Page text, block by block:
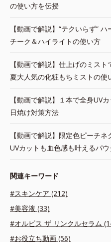
の使い方を伝授
【動画で解説】“テクいらず”
チーク＆ハイライトの使い方
【動画で解説】仕上げのミス
夏大人気の化粧もちミストの使
【動画で解説】１本で全身UV
日焼け対策方法
【動画で解説】限定色ピーチネ
UVカットも血色感も叶えるパ
関連キーワード
#スキンケア (212)
#美容液 (33)
#オルビス ザ リンクルセラム
#お役立ち動画 (56)